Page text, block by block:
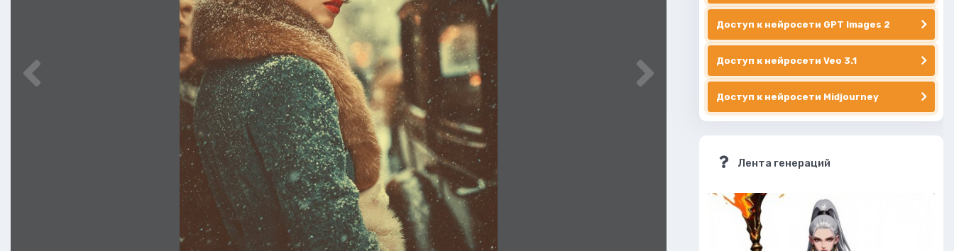
Доступ к нейросети GPT Images 2
Доступ к нейросети Veo 3.1
Доступ к нейросети Midjourney
Лента генераций